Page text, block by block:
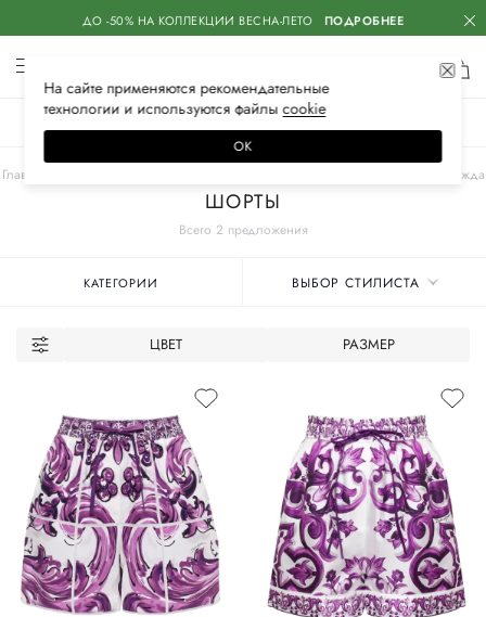
ДО -50% НА КОЛЛЕКЦИИ ВЕСНА-ЛЕТО ПОДРОБНЕЕ
Всего 2 предложения
Главная Пляжная одежда
ШОРТЫ
КАТЕГОРИИ ВЫБОР СТИЛИСТА
ЦВЕТ РАЗМЕР
На сайте применяются рекомендательные
технологии и используются файлысооkiе
ОК